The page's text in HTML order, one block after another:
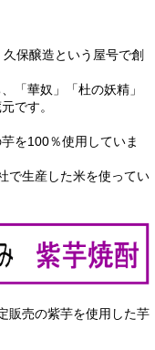
保醸造という屋号で創
「華奴」「杜の妖精」
です。
を100％使用していま
で生産した米を使ってい
売の紫芋を使用した芋